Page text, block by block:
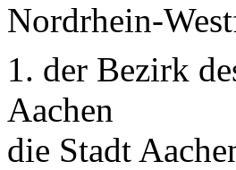
Nordrhein-
1. der Bezirk
Aachen
die Stadt